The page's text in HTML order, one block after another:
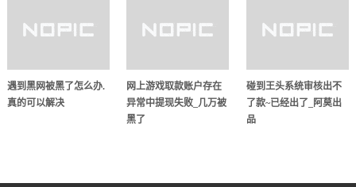
遇到黑网被黑了怎么办.
真的可以解决
网上游戏取款账户存在
异常中提现失败_几万被
黑了
碰到王头系统审核出不
了款~已经出了_阿莫出
品